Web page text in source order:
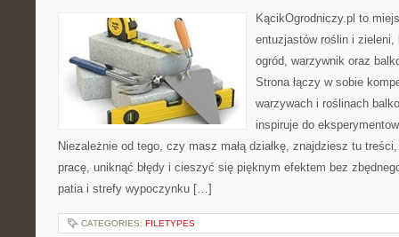
KącikOgrodniczy.pl to
entuzjastów roślin i
ogród, warzywnik oraz
Strona łączy w sobie
warzywach i roślinach
inspiruje do
Niezależnie od tego, czy masz małą działkę, znajdziesz tu
pracę, uniknąć błędy i cieszyć się pięknym efektem bez
patia i strefy wypoczynku […]
CATEGORIES: FILETYPES